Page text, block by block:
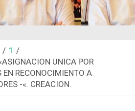
1
UNICA POR
RECONOCIMIENTO A
-«. CREACION.